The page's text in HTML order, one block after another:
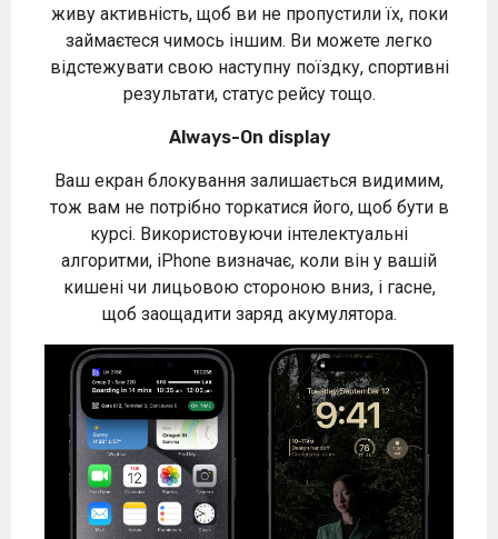
живу активність, щоб ви не пропустили їх, поки
займаєтеся чимось іншим. Ви можете легко
відстежувати свою наступну поїздку, спортивні
результати, статус рейсу тощо.
Always-On display
Ваш екран блокування залишається видимим,
тож вам не потрібно торкатися його, щоб бути в
курсі. Використовуючи інтелектуальні
алгоритми, iPhone визначає, коли він у вашій
кишені чи лицьовою стороною вниз, і гасне,
щоб заощадити заряд акумулятора.